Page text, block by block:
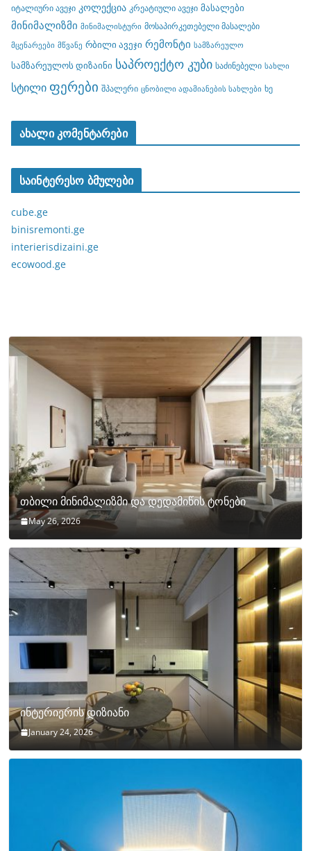
იტალიური ავეჯი კოლექცია კრეატიული ავეჯი მასალები
მინიმალიზმი მინიმალისტური მოსაპირკეთებელი მასალები
მცენარეები მწვანე რბილი ავეჯი რემონტი სამზარეულო
სამზარეულოს დიზაინი საპროექტო კუბი საძინებელი სახლი
სტილი ფერები შპალერი ცნობილი ადამიანების სახლები ხე
ახალი კომენტარები
საინტერესო ბმულები
cube.ge
binisremonti.ge
interierisdizaini.ge
ecowood.ge
თბილი მინიმალიზმი და დედამიწის ტონები
May 26, 2026
ინტერიერის დიზიანი
January 24, 2026